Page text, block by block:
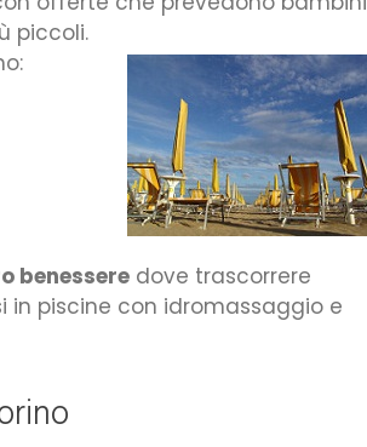
piccoli.
benessere dove trascorrere
piscine con idromassaggio e